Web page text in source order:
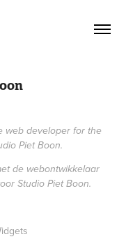
web developer for the
Piet Boon.
de webontwikkelaar
Studio Piet Boon.